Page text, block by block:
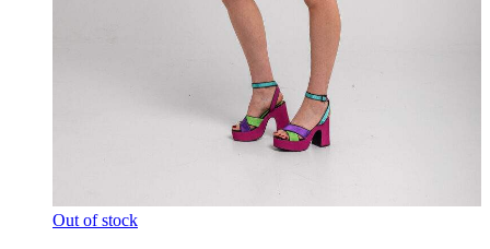
Out of stock